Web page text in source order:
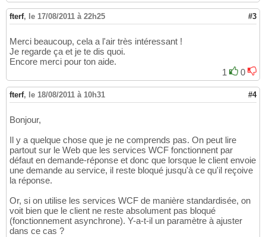
fterf, le 17/08/2011 à 22h25 #3
Merci beaucoup, cela a l'air très intéressant !
Je regarde ça et je te dis quoi.
Encore merci pour ton aide.
1
0
fterf, le 18/08/2011 à 10h31 #4
Bonjour,
Il y a quelque chose que je ne comprends pas. On peut lire
partout sur le Web que les services WCF fonctionnent par
défaut en demande-réponse et donc que lorsque le client envoie
une demande au service, il reste bloqué jusqu'à ce qu'il reçoive
la réponse.
Or, si on utilise les services WCF de manière standardisée, on
voit bien que le client ne reste absolument pas bloqué
(fonctionnement asynchrone). Y-a-t-il un paramètre à ajuster
dans ce cas ?